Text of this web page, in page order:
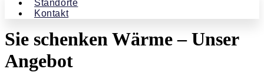
Standorte
Kontakt
Sie schenken Wärme – Unser
Angebot